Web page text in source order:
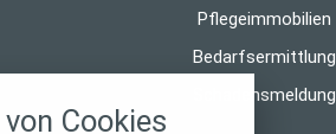
Pflegeimmobilien
Bedarfsermittlung
Schadensmeldung
Cookies
alle verwendeten Cookies und